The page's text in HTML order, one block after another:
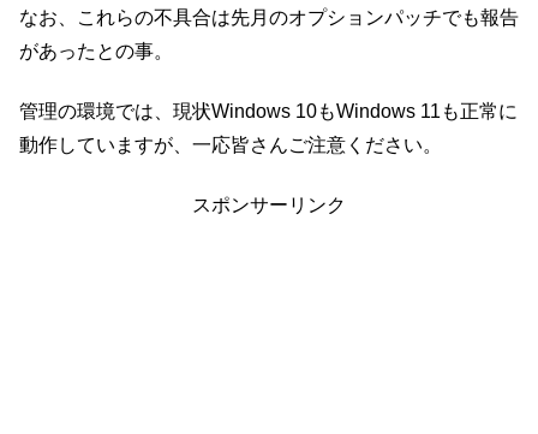
なお、これらの不具合は先月のオプションパッチでも報告
があったとの事。
管理の環境では、現状Windows 10もWindows 11も正常に
動作していますが、一応皆さんご注意ください。
スポンサーリンク